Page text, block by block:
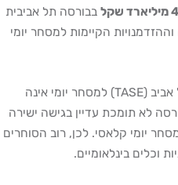
בבורסה תל אביבית
הקיימות למסחר יומי
עם זאת, הגישה הישירה לבורסה תל אביב (TASE) למסחר יומי אינה
לא תומכת עדיין בגישה ישירה
יומי קלאסי. לכן, רוב הסוחרים
וכלים בינלאומיים.